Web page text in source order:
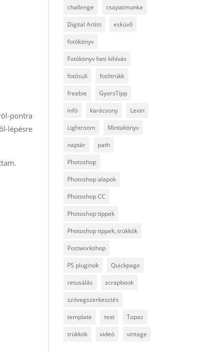
pontra
lépésre
challenge csapatmunka
Digital Artist esküvő
fotókönyv
Fotókönyv heti kihívás
fotósuli fotótrükk
freebie GyorsTipp
infó karácsony Levin
Lightroom Mintakönyv
naptár path
Photoshop
Photoshop alapok
Photoshop CC
Photoshop tippek
Photoshop tippek, trükkök
Postworkshop
PS pluginok Quickpage
retusálás scrapbook
szövegszerkesztés
template text Topaz
trükkök videó vintage